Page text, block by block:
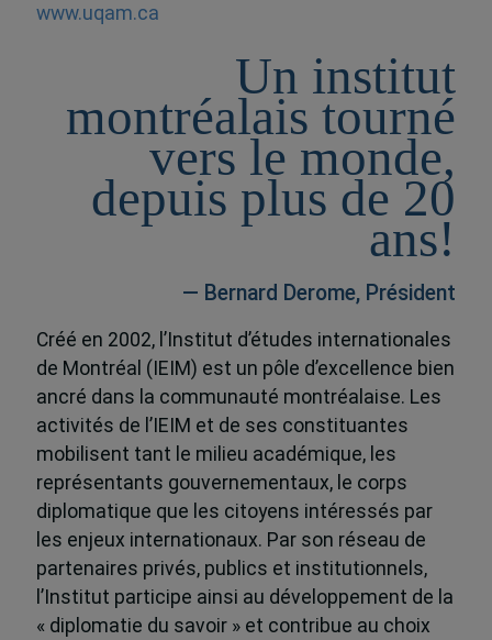
www.uqam.ca
Un institut
montréalais tourné
vers le monde,
depuis plus de 20
ans!
— Bernard Derome, Président
Créé en 2002, l’Institut d’études internationales
de Montréal (IEIM) est un pôle d’excellence bien
ancré dans la communauté montréalaise. Les
activités de l’IEIM et de ses constituantes
mobilisent tant le milieu académique, les
représentants gouvernementaux, le corps
diplomatique que les citoyens intéressés par
les enjeux internationaux. Par son réseau de
partenaires privés, publics et institutionnels,
l’Institut participe ainsi au développement de la
« diplomatie du savoir » et contribue au choix